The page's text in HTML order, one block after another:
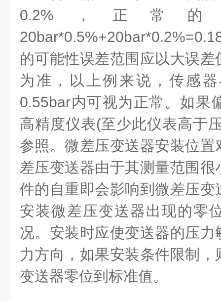
0.2%，正常
的可能性误差范围应以大误
为准，以上例来说，传感
0.55bar内可视为正常。如果
高精度仪表(至少此仪表高于
参照。微差压变送器安装位
差压变送器由于其测量范围
件的自重即会影响到微差压
安装微差压变送器出现的零
况。安装时应使变送器的压
力方向，如果安装条件限制
变送器零位到标准值。